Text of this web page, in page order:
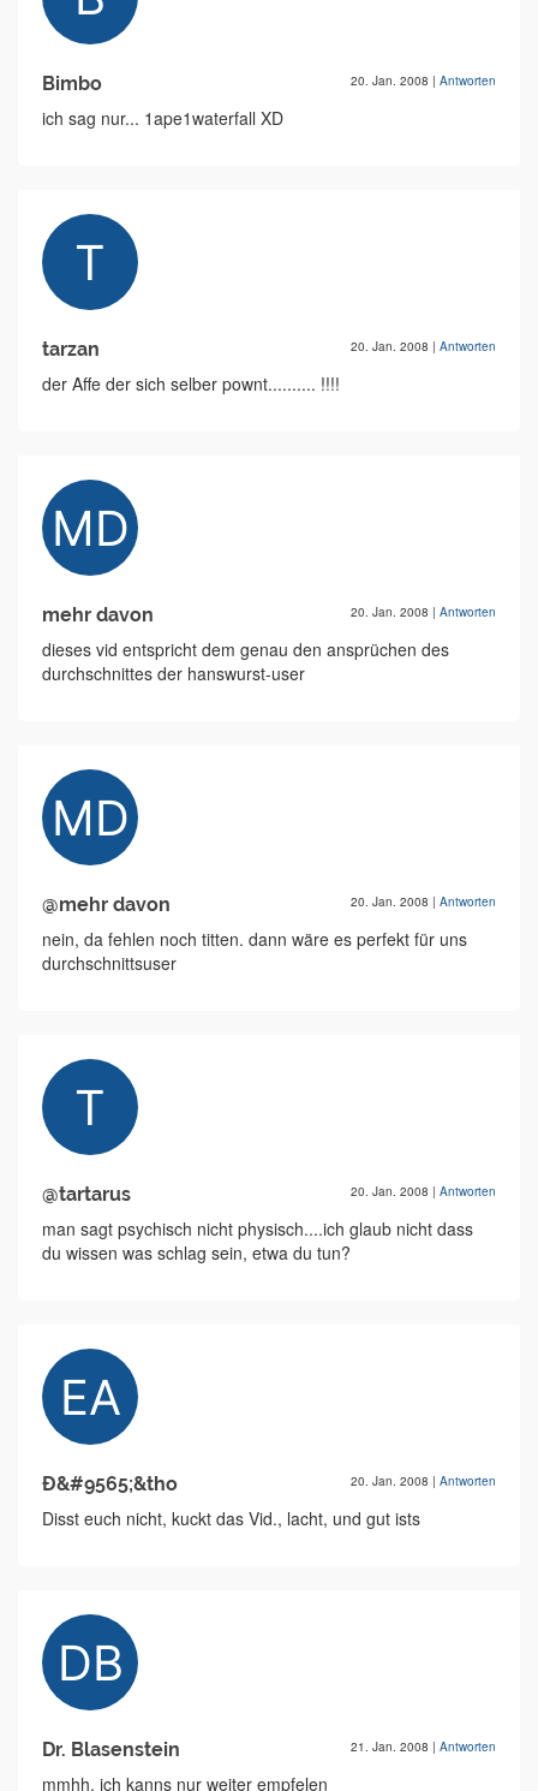
Bimbo 20. Jan. 2008 | Antworten
ich sag nur... 1ape1waterfall XD
tarzan 20. Jan. 2008 | Antworten
der Affe der sich selber pownt.......... !!!!
mehr davon 20. Jan. 2008 | Antworten
dieses vid entspricht dem genau den ansprüchen des
durchschnittes der hanswurst-user
@mehr davon 20. Jan. 2008 | Antworten
nein, da fehlen noch titten. dann wäre es perfekt für uns
durchschnittsuser
@tartarus 20. Jan. 2008 | Antworten
man sagt psychisch nicht physisch....ich glaub nicht dass
du wissen was schlag sein, etwa du tun?
Ð&#9565;&tho 20. Jan. 2008 | Antworten
Disst euch nicht, kuckt das Vid., lacht, und gut ists
Dr. Blasenstein 21. Jan. 2008 | Antworten
mmhh, ich kanns nur weiter empfelen